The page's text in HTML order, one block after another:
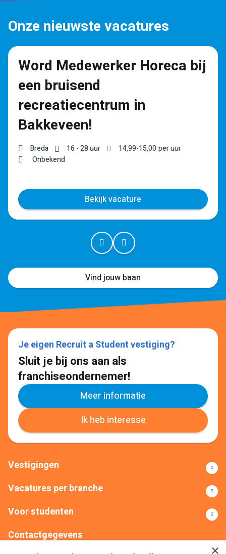
Onze nieuwste vacatures
Word Medewerker Horeca bij
een bruisend
recreatiecentrum in
Bakkeveen!
Breda 16 - 28 uur 14,99-15,00per uur
Onbekend
Bekijk vacature
Vind jouw baan
Je eigen Recruit a Student vestiging?
Sluit je bij ons aan als
franchiseondernemer!
Meer informatie
Ik heb interesse
Vestigingen
Vacatures per branche
Voor studenten
Contactgegevens
×